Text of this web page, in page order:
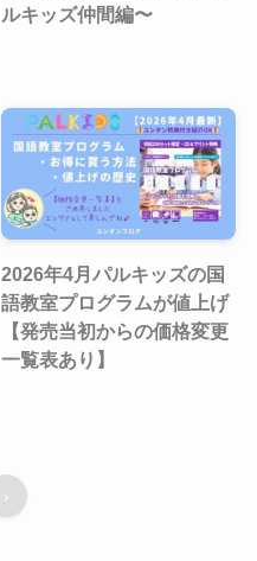
ルキッズ仲間編〜
2026年4月パルキッズの国
語教室プログラムが値上げ
【発売当初からの価格変更
一覧表あり】
›